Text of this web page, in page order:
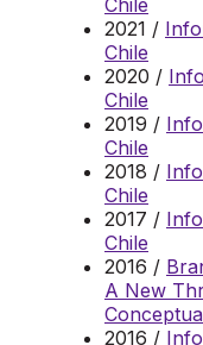
Chile
2021 /
Chile
2020 /
Chile
2019 /
Chile
2018 /
Chile
2017 /
Chile
2016 /
A New
2016 /